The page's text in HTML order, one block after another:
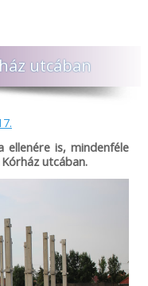
utcában
is, mindenféle
utcában.